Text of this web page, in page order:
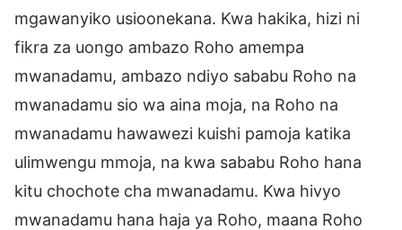
mgawanyiko usioonekana. Kwa hakika, hizi ni
fikra za uongo ambazo Roho amempa
mwanadamu, ambazo ndiyo sababu Roho na
mwanadamu sio wa aina moja, na Roho na
mwanadamu hawawezi kuishi pamoja katika
ulimwengu mmoja, na kwa sababu Roho hana
kitu chochote cha mwanadamu. Kwa hivyo
mwanadamu hana haja ya Roho, maana Roho